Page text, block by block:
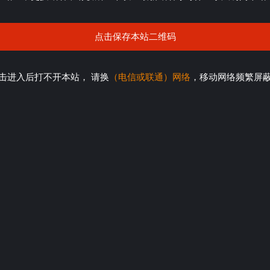
点击保存本站二维码
进入后打不开本站， 请换 （电信或联通）网络 ，移动网络频繁屏